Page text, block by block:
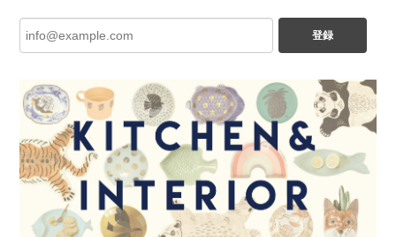
登録